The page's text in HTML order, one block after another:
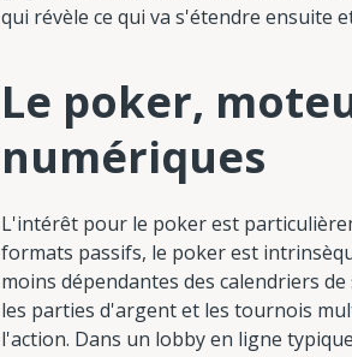
qui révèle ce qui va s'étendre ensuite
Le poker,
numériques
L'intérêt pour le poker est
formats passifs, le poker est
moins dépendantes des calendriers
les parties d'argent et les tournois
l'action. Dans un lobby en ligne